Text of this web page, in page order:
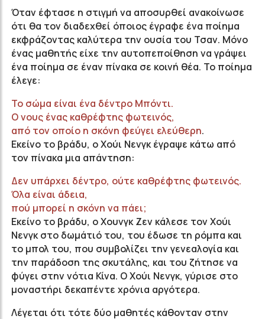
Όταν έφτασε η στιγμή να αποσυρθεί ανακοίνωσε
ότι θα τον διαδεχθεί όποιος έγραφε ένα ποίημα
εκφράζοντας καλύτερα την ουσία του Τσαν. Μόνο
ένας μαθητής είχε την αυτοπεποίθηση να γράψει
ένα ποίημα σε έναν πίνακα σε κοινή θέα. Το ποίημα
έλεγε:
Το σώμα είναι ένα δέντρο Μπόντι.
Ο νους ένας καθρέφτης φωτεινός,
από τον οποίο η σκόνη φεύγει ελεύθερη.
Εκείνο το βράδυ, ο Χούι Νενγκ έγραψε κάτω από
τον πίνακα μια απάντηση:
Δεν υπάρχει δέντρο, ούτε καθρέφτης φωτεινός.
Όλα είναι άδεια,
πού μπορεί η σκόνη να πάει;
Εκείνο το βράδυ, ο Χουνγκ Zεν κάλεσε τον Χούι
Νενγκ στο δωμάτιό του, του έδωσε τη ρόμπα και
το μπολ του, που συμβολίζει την γενεαλογία και
την παράδοση της σκυτάλης, και του ζήτησε να
φύγει στην νότια Κίνα. Ο Χούι Νενγκ, γύρισε στο
μοναστήρι δεκαπέντε χρόνια αργότερα.
Λέγεται ότι τότε δύο μαθητές κάθονταν στην